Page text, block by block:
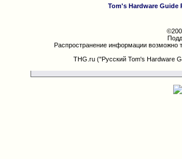
Tom's Hardware Guide
Распространение информации возможно
THG.ru ("Русский Tom's Hardware